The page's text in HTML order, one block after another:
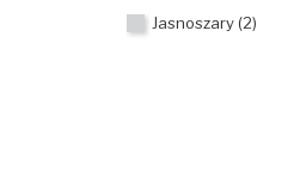
Jasnoszary(2)